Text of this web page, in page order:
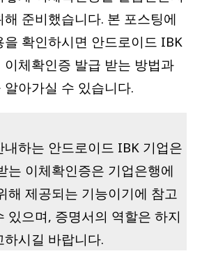
준비했습니다. 본 포스팅에
을 확인하시면 안드로이드 IBK
이체확인증 발급 받는 방법과
아가실 수 있습니다.
하는 안드로이드 IBK 기업은
는 이체확인증은 기업은행에
해 제공되는 기능이기에 참고
있으며, 증명서의 역할은 하지
시길 바랍니다.